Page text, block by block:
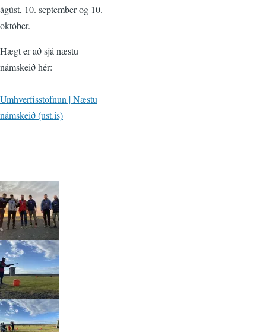
ágúst, 10. september og 10.
október.
Hægt er að sjá næstu
námskeið hér:
Umhverfisstofnun | Næstu
námskeið (ust.is)